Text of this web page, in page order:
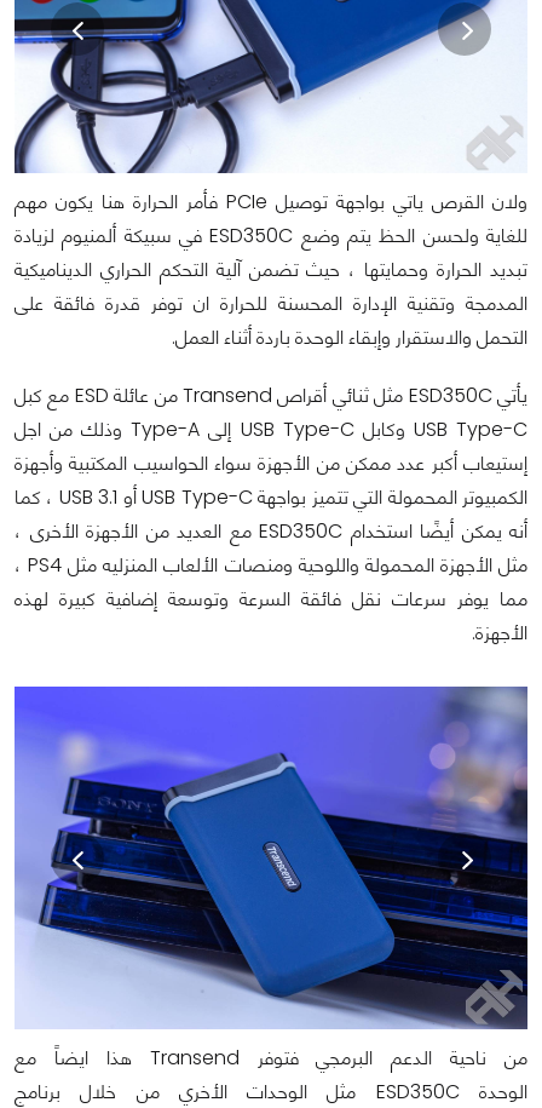
ولان القرص ياتي بواجهة توصيل PCIe فأمر الحرارة هنا يكون مهم
للغاية ولحسن الحظ يتم وضع ESD350C في سبيكة ألمنيوم لزيادة
تبديد الحرارة وحمايتها ، حيث تضمن آلية التحكم الحراري الديناميكية
المدمجة وتقنية الإدارة المحسنة للحرارة ان توفر قدرة فائقة على
التحمل والاستقرار وإبقاء الوحدة باردة أثناء العمل.
يأتي ESD350C مثل ثنائي أقراص Transend من عائلة ESD مع كبل
USB Type-C وكابل USB Type-C إلى Type-A وذلك من اجل
إستيعاب أكبر عدد ممكن من الأجهزة سواء الحواسيب المكتبية وأجهزة
الكمبيوتر المحمولة التي تتميز بواجهة USB Type-C أو USB 3.1 ، كما
أنه يمكن أيضًا استخدام ESD350C مع العديد من الأجهزة الأخرى ،
مثل الأجهزة المحمولة واللوحية ومنصات الألعاب المنزليه مثل PS4 ،
مما يوفر سرعات نقل فائقة السرعة وتوسعة إضافية كبيرة لهذه
الأجهزة.
من ناحية الدعم البرمجي فتوفر Transend هذا ايضاً مع
الوحدة ESD350C مثل الوحدات الأخري من خلال برنامج